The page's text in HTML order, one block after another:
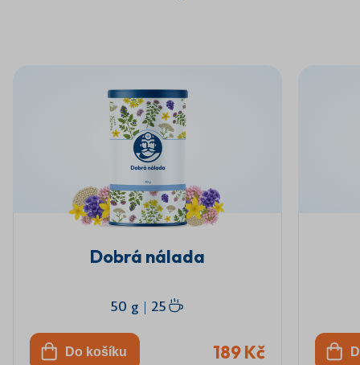
Dobrá nálada
50 g | 25
Do košíku 189 Kč